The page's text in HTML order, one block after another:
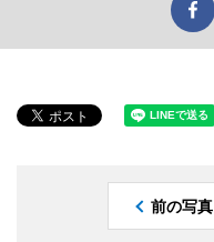
前の写真